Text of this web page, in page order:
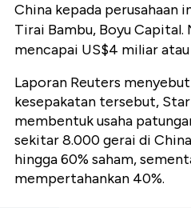
China kepada perusahaan
Tirai Bambu, Boyu Capital.
mencapai US$4 miliar
Laporan Reuters
kesepakatan tersebut,
membentuk usaha
sekitar 8.000 gerai di
hingga 60% saham,
mempertahankan 40%.